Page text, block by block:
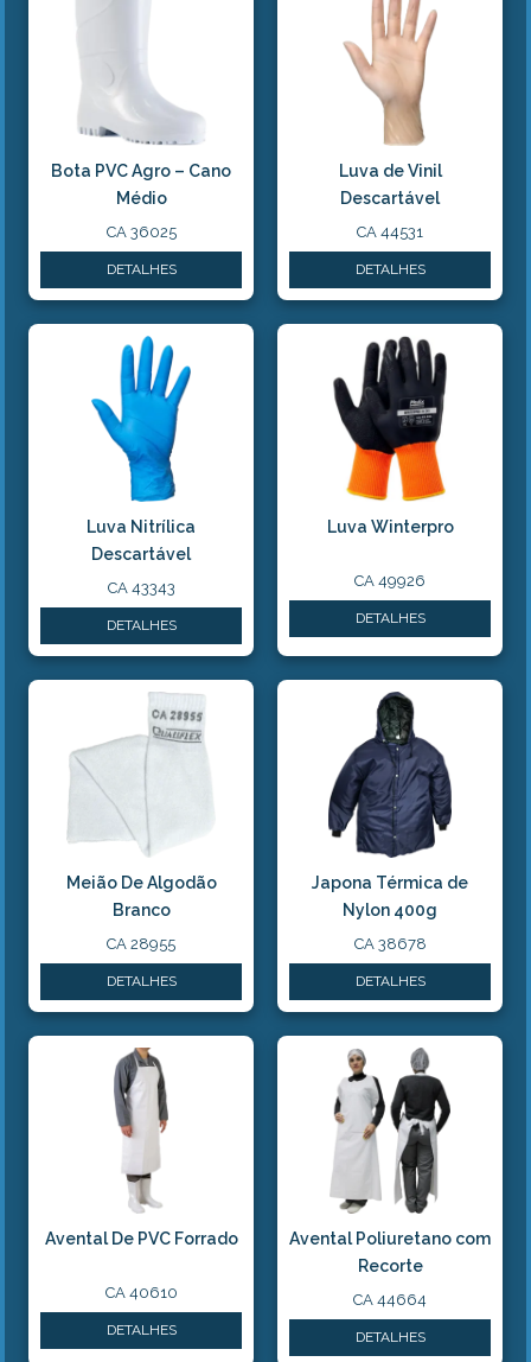
Bota PVC Agro – Cano
Médio
CA 36025
DETALHES
Luva de Vinil
Descartável
CA 44531
DETALHES
Luva Nitrílica
Descartável
CA 43343
DETALHES
Luva Winterpro
CA 49926
DETALHES
Meião De Algodão
Branco
CA 28955
DETALHES
Japona Térmica de
Nylon 400g
CA 38678
DETALHES
Avental De PVC Forrado
CA 40610
DETALHES
Avental Poliuretano com
Recorte
CA 44664
DETALHES